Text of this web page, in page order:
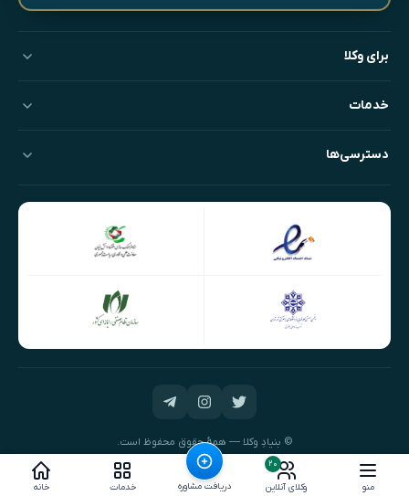
منو
۲۰
وکلای آنلاین
دریافت مشاوره خدمات خانه
برای وکلا
خدمات
دسترسی‌ها
© بنیادِ وکلا — همهٔ حقوق محفوظ است.
طراحی و توسعه:نیک‌داده‌پرداز